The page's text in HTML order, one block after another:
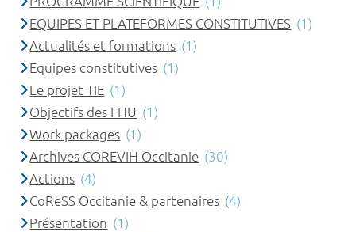
EQUIPES ET PLATEFORMES CONSTITUTIVES (1)
Actualités et formations (1)
Equipes constitutives (1)
Le projet TIE (1)
Objectifs des FHU (1)
Work packages (1)
Archives COREVIH Occitanie (30)
Actions (4)
CoReSS Occitanie & partenaires (4)
Présentation (1)